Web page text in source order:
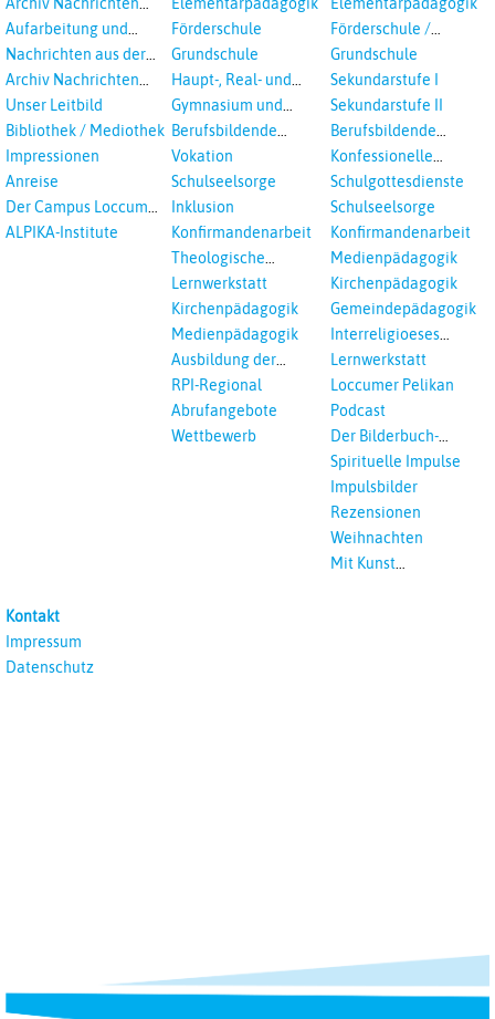
aus dem RPI ab 2018
Aufarbeitung und
Prävention
Landeskirche und EKD
Nachrichten aus der
Landeskirche
Archiv Nachrichten
aus der Landeskirche
Unser Leitbild
Bibliothek / Mediothek
Impressionen
Anreise
Der Campus Loccum
und Loccumer
ALPIKA-Institute
Förderschule
Grundschule
Haupt-, Real- und
Oberschule
Gymnasium und
Gesamtschule
Berufsbildende
Schulen
Vokation
Schulseelsorge
Inklusion
Konfirmandenarbeit
Theologische
Fortbildungen,
Interreligöses Lernen
Lernwerkstatt
Kirchenpädagogik
Medienpädagogik
Ausbildung der
Vikar*innen
RPI-Regional
Abrufangebote
Wettbewerb
Förderschule /
Inklusion
Grundschule
Sekundarstufe I
Sekundarstufe II
Berufsbildende
Schulen
Konfessionelle
Kooperation
Schulgottesdienste
Schulseelsorge
Konfirmandenarbeit
Medienpädagogik
Kirchenpädagogik
Gemeindepädagogik
Interreligioeses
Lernen
Lernwerkstatt
Loccumer Pelikan
Podcast
Der Bilderbuch-
Podcast
Spirituelle Impulse
Impulsbilder
Rezensionen
Weihnachten
Mit Kunst
Kontakt
Impressum
Datenschutz